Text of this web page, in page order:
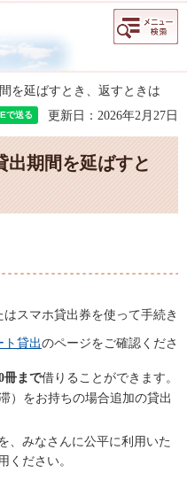
メニュー
検索
を延ばすとき、返すときは
更新日：2026年2月27日
出期間を延ばすと
スマホ貸出券を使って手続き
ト貸出のページをご確認くださ
冊まで借りることができます。
）をお持ちの場合追加の貸出
、みなさんに公平に利用いた
ください。